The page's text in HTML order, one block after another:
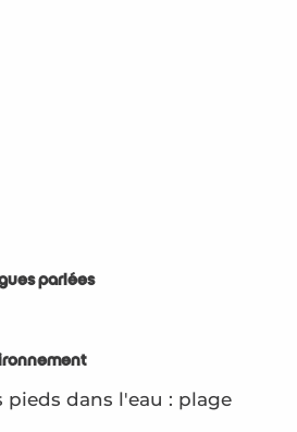
parlées
parlées
pieds dans l'eau : plage